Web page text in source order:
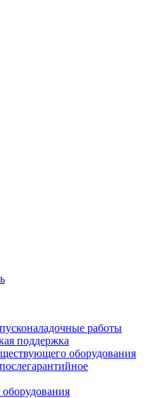
работы
поддержка
оборудования
оборудования